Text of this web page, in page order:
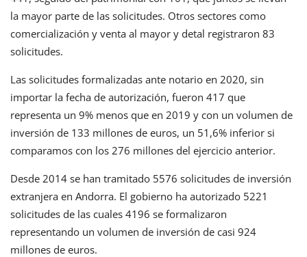
la mayor parte de las solicitudes. Otros sectores como
comercialización y venta al mayor y detal registraron 83
solicitudes.
Las solicitudes formalizadas ante notario en 2020, sin
importar la fecha de autorización, fueron 417 que
representa un 9% menos que en 2019 y con un volumen de
inversión de 133 millones de euros, un 51,6% inferior si
comparamos con los 276 millones del ejercicio anterior.
Desde 2014 se han tramitado 5576 solicitudes de inversión
extranjera en Andorra. El gobierno ha autorizado 5221
solicitudes de las cuales 4196 se formalizaron
representando un volumen de inversión de casi 924
millones de euros.